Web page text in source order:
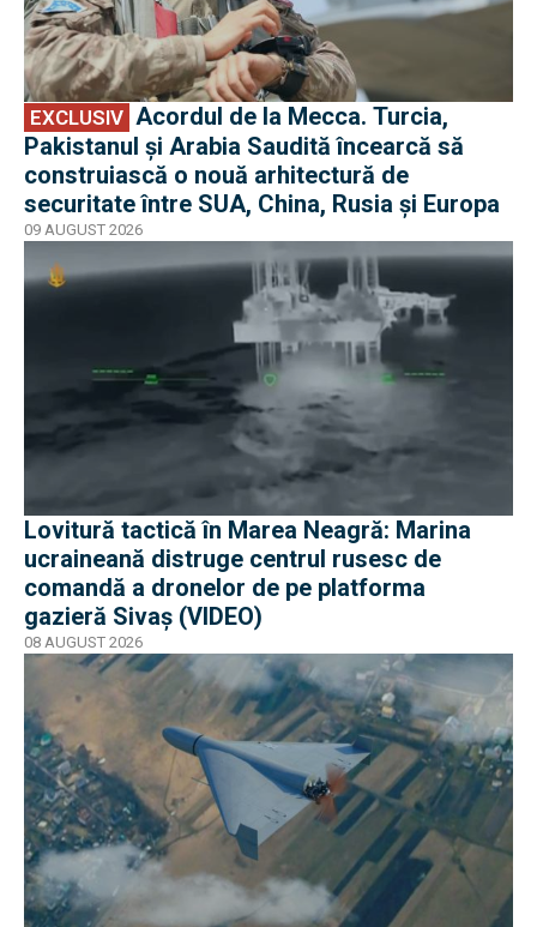
EXCLUSIV
Pakistanul și Arabia Saudită încearcă să
construiască o nouă arhitectură de
securitate între SUA, China, Rusia și Europa
09 AUGUST 2026
Lovitură tactică în Marea Neagră: Marina
ucraineană distruge centrul rusesc de
comandă a dronelor de pe platforma
gazieră Sivaș (VIDEO)
08 AUGUST 2026